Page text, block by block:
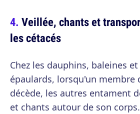
Veillée, chants et
les cétacés
Chez les dauphins, baleines
épaulards, lorsqu'un membre
décède, les autres entament
et chants autour de son